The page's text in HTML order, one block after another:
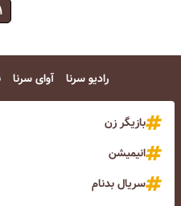
رادیو سرنا آوای سرنا
بازیگر زن
انیمیشن
سریال بدنام